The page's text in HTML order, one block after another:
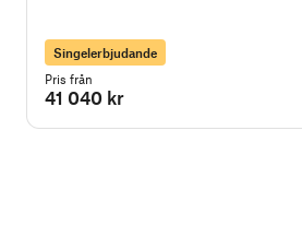
Singelerbjudande
Pris från
41 040 kr